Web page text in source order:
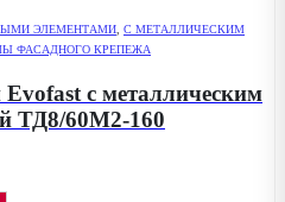
ЭЛЕМЕНТАМИ С МЕТАЛЛИЧЕСКИМ
ФАСАДНОГО КРЕПЕЖА
с металлическим
ТД8/60М2-160